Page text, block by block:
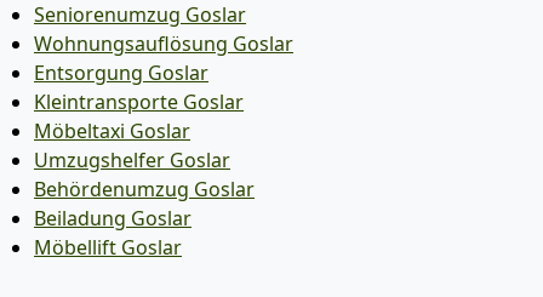
Seniorenumzug Goslar
Wohnungsauflösung Goslar
Entsorgung Goslar
Kleintransporte Goslar
Möbeltaxi Goslar
Umzugshelfer Goslar
Behördenumzug Goslar
Beiladung Goslar
Möbellift Goslar